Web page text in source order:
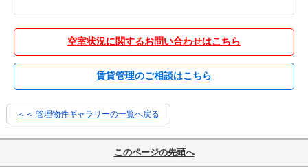
空室状況に関するお問い合わせはこちら
賃貸管理のご相談はこちら
＜＜ 管理物件ギャラリーの一覧へ戻る
このページの先頭へ